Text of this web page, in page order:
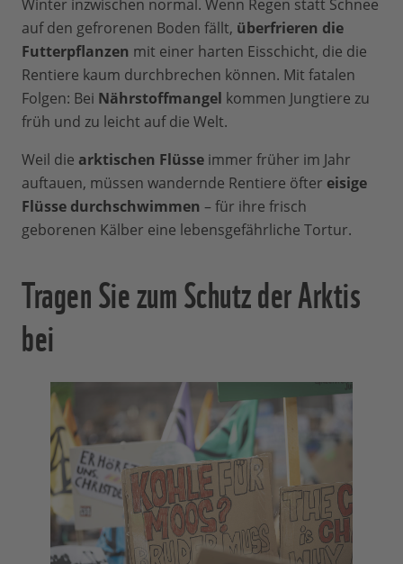
Winter inzwischen normal. Wenn Regen statt Schnee
auf den gefrorenen Boden fällt, überfrieren die
Futterpflanzen mit einer harten Eisschicht, die die
Rentiere kaum durchbrechen können. Mit fatalen
Folgen: Bei Nährstoffmangel kommen Jungtiere zu
früh und zu leicht auf die Welt.
Weil die arktischen Flüsse immer früher im Jahr
auftauen, müssen wandernde Rentiere öfter eisige
Flüsse durchschwimmen – für ihre frisch
geborenen Kälber eine lebensgefährliche Tortur.
Tragen Sie zum Schutz der Arktis
bei